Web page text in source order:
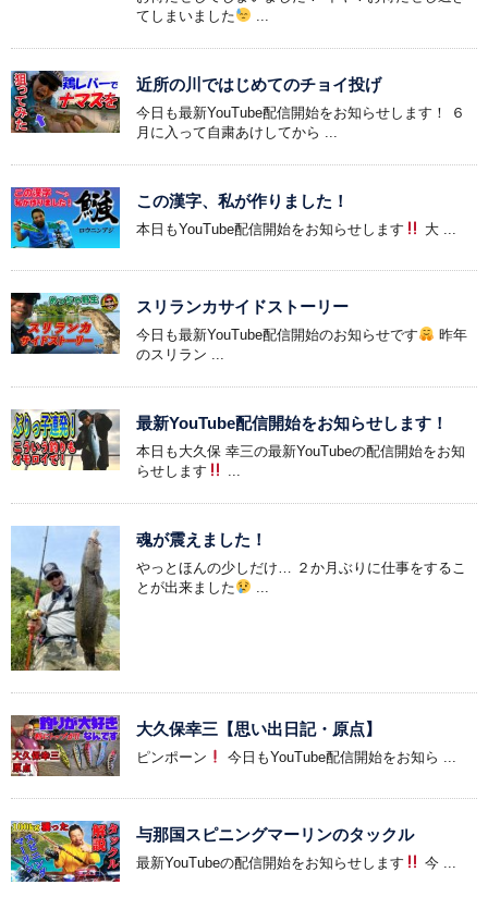
てしまいました
近所の川ではじめてのチョイ投げ
今日も最新YouTube配信開始をお知らせします！ ６
月に入って自粛あけしてから ...
この漢字、私が作りました！
本日もYouTube配信開始をお知らせします 大 ...
スリランカサイドストーリー
今日も最新YouTube配信開始のお知らせです
昨年
のスリラン ...
最新YouTube配信開始をお知らせします！
本日も大久保 幸三の最新YouTubeの配信開始をお知
らせします
魂が震えました！
やっとほんの少しだけ… ２か月ぶりに仕事をするこ
とが出来ました
大久保幸三【思い出日記・原点】
ピンポーン 今日もYouTube配信開始をお知ら ...
与那国スピニングマーリンのタックル
最新YouTubeの配信開始をお知らせします 今 ...